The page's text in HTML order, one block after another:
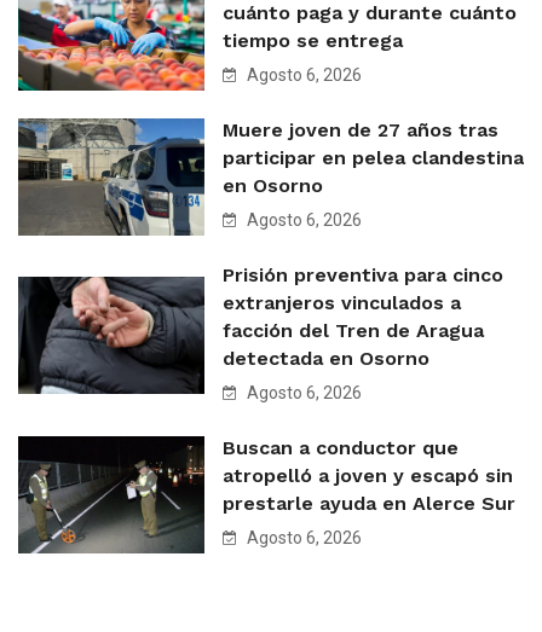
cuánto paga y durante cuánto
tiempo se entrega
Agosto 6, 2026
Muere joven de 27 años tras
participar en pelea clandestina
en Osorno
Agosto 6, 2026
Prisión preventiva para cinco
extranjeros vinculados a
facción del Tren de Aragua
detectada en Osorno
Agosto 6, 2026
Buscan a conductor que
atropelló a joven y escapó sin
prestarle ayuda en Alerce Sur
Agosto 6, 2026